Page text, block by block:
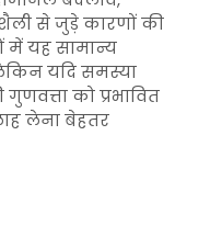
से जुड़े कारणों की
में यह सामान्य
लेकिन यदि समस्या
को प्रभावित
लेना बेहतर